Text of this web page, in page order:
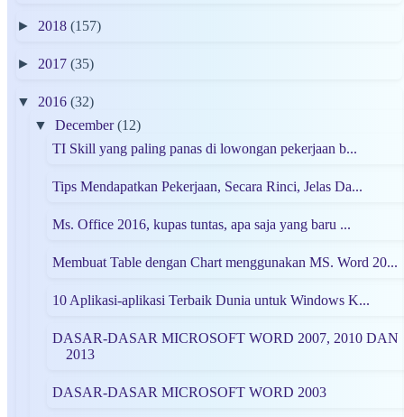
► 2018 (157)
► 2017 (35)
▼ 2016 (32)
▼December(12)
TI Skill yang paling panas di lowongan pekerjaan b...
Tips Mendapatkan Pekerjaan, Secara Rinci, Jelas Da...
Ms. Office 2016, kupas tuntas, apa saja yang baru ...
Membuat Table dengan Chart menggunakan MS. Word 20...
10 Aplikasi-aplikasi Terbaik Dunia untuk Windows K...
DASAR-DASAR MICROSOFT WORD 2007, 2010 DAN
2013
DASAR-DASAR MICROSOFT WORD 2003